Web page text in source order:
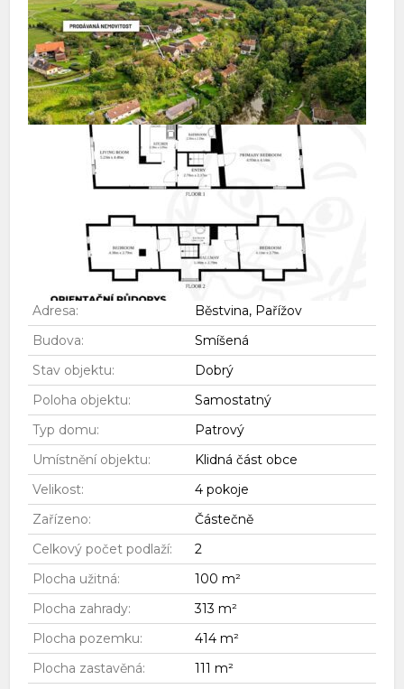
Adresa:
Běstvina, Pařížov
Budova:
Smíšená
Stav objektu:
Dobrý
Poloha objektu:
Samostatný
Typ domu:
Patrový
Umístnění objektu:
Klidná část obce
Velikost:
4 pokoje
Zařízeno:
Částečně
Celkový počet podlaží:
2
Plocha užitná:
100 m²
Plocha zahrady:
313 m²
Plocha pozemku:
414 m²
Plocha zastavěná:
111 m²